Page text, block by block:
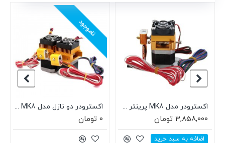
اکسترودر مدل MK8 پرینتر سه بعدی (فیلامنت 1.75mm، هیتر، ترمیستور)
3,858,000 تومان
اضافه به سبد خرید
ناموجود
اکسترودر دو نازل مدل MK8 پرینتر سه بعدی (فیلامنت 1.75mm، هیتر، ترمیستور)
0 تومان